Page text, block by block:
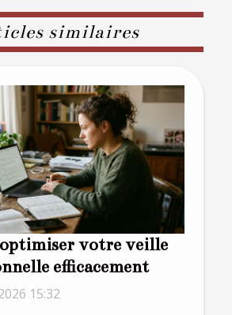
similaires
optimiser votre veille
efficacement
15:32